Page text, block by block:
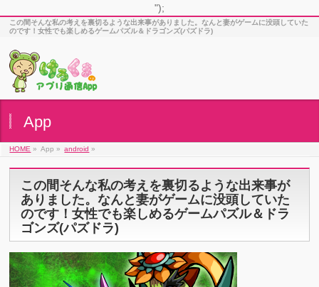
");
この間そんな私の考えを裏切るような出来事がありました。なんと妻がゲームに没頭していた
のです！女性でも楽しめるゲームパズル＆ドラゴンズ(パズドラ)
App
HOME » App » android »
この間そんな私の考えを裏切るような出来事が
ありました。なんと妻がゲームに没頭していた
のです！女性でも楽しめるゲームパズル＆ドラ
ゴンズ(パズドラ)